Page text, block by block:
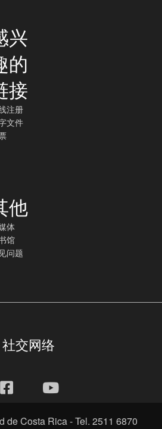
兴
的
接
注册
文件
他
体
馆
问题
社交网络
de Costa Rica - Tel. 2511 6870